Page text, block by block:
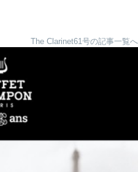
The Clarinet61号の記事一覧へ